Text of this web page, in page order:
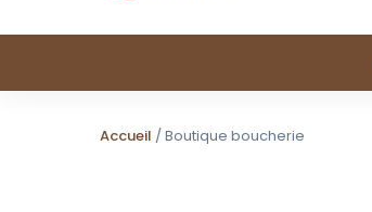
Accueil / Boutique boucherie